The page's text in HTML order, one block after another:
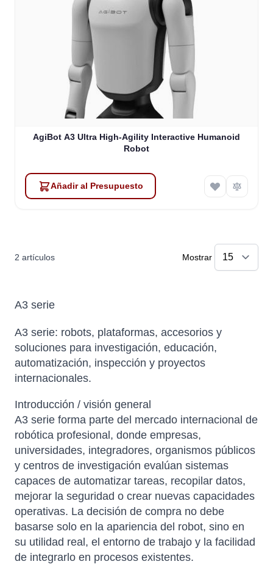
AgiBot A3 Ultra High-Agility Interactive Humanoid
Robot
Añadir al Presupuesto
2 artículos Mostrar
A3 serie
A3 serie: robots, plataformas, accesorios y
soluciones para investigación, educación,
automatización, inspección y proyectos
internacionales.
Introducción / visión general
A3 serie forma parte del mercado internacional de
robótica profesional, donde empresas,
universidades, integradores, organismos públicos
y centros de investigación evalúan sistemas
capaces de automatizar tareas, recopilar datos,
mejorar la seguridad o crear nuevas capacidades
operativas. La decisión de compra no debe
basarse solo en la apariencia del robot, sino en
su utilidad real, el entorno de trabajo y la facilidad
de integrarlo en procesos existentes.